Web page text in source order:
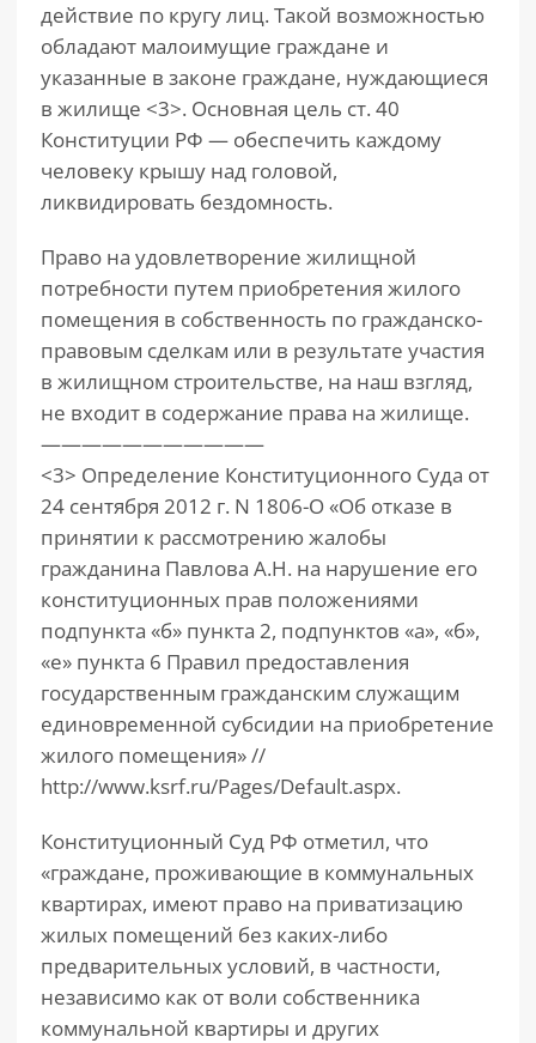
действие по кругу лиц. Такой возможностью
обладают малоимущие граждане и
указанные в законе граждане, нуждающиеся
в жилище <3>. Основная цель ст. 40
Конституции РФ — обеспечить каждому
человеку крышу над головой,
ликвидировать бездомность.
Право на удовлетворение жилищной
потребности путем приобретения жилого
помещения в собственность по гражданско-
правовым сделкам или в результате участия
в жилищном строительстве, на наш взгляд,
не входит в содержание права на жилище.
———————————
<3> Определение Конституционного Суда от
24 сентября 2012 г. N 1806-О «Об отказе в
принятии к рассмотрению жалобы
гражданина Павлова А.Н. на нарушение его
конституционных прав положениями
подпункта «б» пункта 2, подпунктов «а», «б»,
«е» пункта 6 Правил предоставления
государственным гражданским служащим
единовременной субсидии на приобретение
жилого помещения» //
http://www.ksrf.ru/Pages/Default.aspx.
Конституционный Суд РФ отметил, что
«граждане, проживающие в коммунальных
квартирах, имеют право на приватизацию
жилых помещений без каких-либо
предварительных условий, в частности,
независимо как от воли собственника
коммунальной квартиры и других